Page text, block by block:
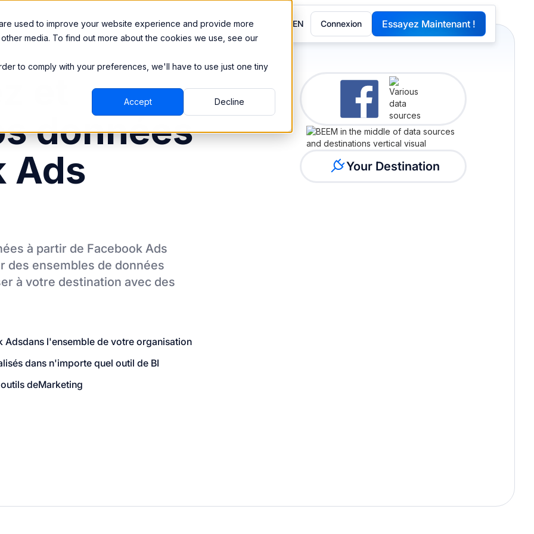
used to improve your website experience and provide more
media. To find out more about the cookies we use, see our
to comply with your preferences, we'll have to use just one tiny
Accept Decline
Intégrations Tarification EN Connexion
G
Essayez Maintenant !
données
Ads
à partir de Facebook Ads
des ensembles de données
à votre destination avec des
Adsdans l'ensemble de votre organisation
dans n'importe quel outil de BI
deMarketing
Your Destination